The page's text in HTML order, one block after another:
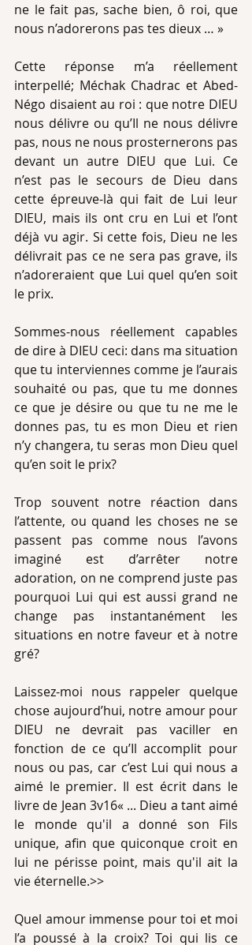
ne le fait pas, sache bien, ô roi, que
nous n’adorerons pas tes dieux … »
Cette réponse m’a réellement
interpellé; Méchak Chadrac et Abed-
Négo disaient au roi : que notre DIEU
nous délivre ou qu’Il ne nous délivre
pas, nous ne nous prosternerons pas
devant un autre DIEU que Lui. Ce
n’est pas le secours de Dieu dans
cette épreuve-là qui fait de Lui leur
DIEU, mais ils ont cru en Lui et l’ont
déjà vu agir. Si cette fois, Dieu ne les
délivrait pas ce ne sera pas grave, ils
n’adoreraient que Lui quel qu’en soit
le prix.
Sommes-nous réellement capables
de dire à DIEU ceci: dans ma situation
que tu interviennes comme je l’aurais
souhaité ou pas, que tu me donnes
ce que je désire ou que tu ne me le
donnes pas, tu es mon Dieu et rien
n’y changera, tu seras mon Dieu quel
qu’en soit le prix?
Trop souvent notre réaction dans
l’attente, ou quand les choses ne se
passent pas comme nous l’avons
imaginé est d’arrêter notre
adoration, on ne comprend juste pas
pourquoi Lui qui est aussi grand ne
change pas instantanément les
situations en notre faveur et à notre
gré?
Laissez-moi nous rappeler quelque
chose aujourd’hui, notre amour pour
DIEU ne devrait pas vaciller en
fonction de ce qu’Il accomplit pour
nous ou pas, car c’est Lui qui nous a
aimé le premier. Il est écrit dans le
livre de Jean 3v16« ... Dieu a tant aimé
le monde qu'il a donné son Fils
unique, afin que quiconque croit en
lui ne périsse point, mais qu'il ait la
vie éternelle.>>
Quel amour immense pour toi et moi
l’a poussé à la croix? Toi qui lis ce